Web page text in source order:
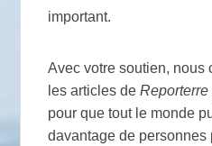
important.
Avec votre soutien, nous
les articles deReporterre
pour que tout le monde
davantage de personnes